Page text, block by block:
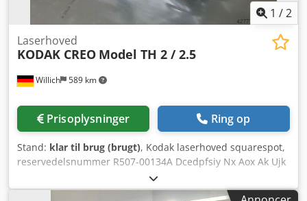
1 /2
Willich 589 km
Laserhoved
KODAK CREO Model TH 2 / 2.5
Prisoplysninger Ring op
Stand: klar til brug (brugt), Kodak laserhoved squarespot,
reservedelsnummer R507-00134A Dcedpfsiy Nx Aox Ak Ujk
• 50 W 630 nm • 10 mW 680 nm